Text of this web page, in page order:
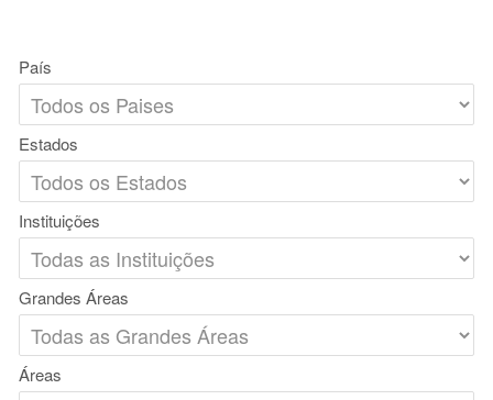
País
Estados
Instituições
Grandes Áreas
Áreas